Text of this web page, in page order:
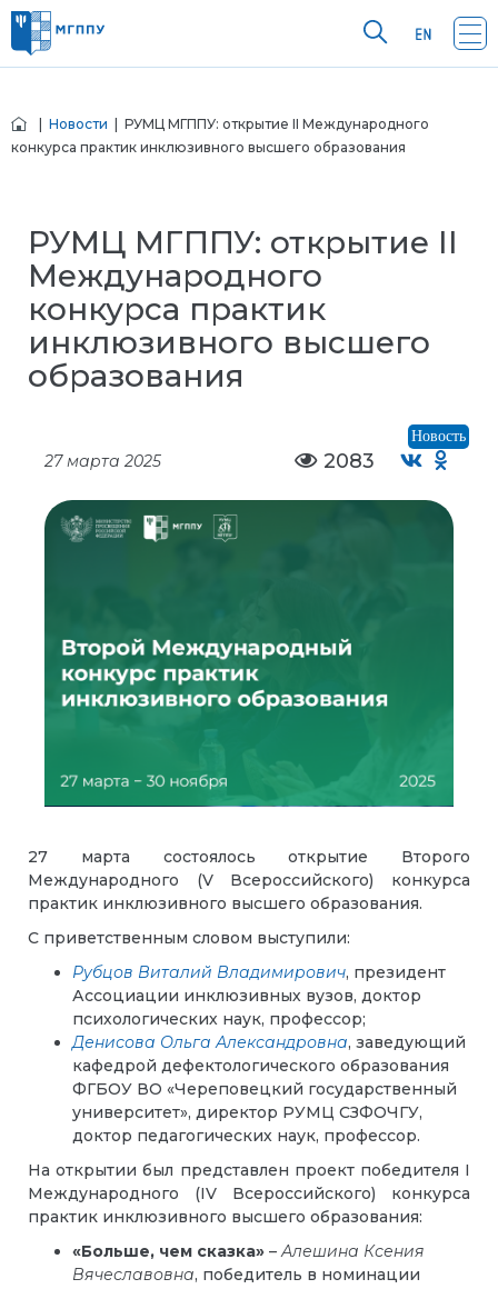
Новости | РУМЦ МГППУ: открытие II Международного
конкурса практик инклюзивного высшего образования
РУМЦ МГППУ: открытие II
Международного
конкурса практик
инклюзивного высшего
образования
Новость
27 марта 2025 2083
27 марта состоялось открытие Второго
Международного (V Всероссийского) конкурса
практик инклюзивного высшего образования.
С приветственным словом выступили:
Рубцов Виталий Владимирович, президент
Ассоциации инклюзивных вузов, доктор
психологических наук, профессор;
Денисова Ольга Александровна, заведующий
кафедрой дефектологического образования
ФГБОУ ВО «Череповецкий государственный
университет», директор РУМЦ СЗФОЧГУ,
доктор педагогических наук, профессор.
На открытии был представлен проект победителя I
Международного (IV Всероссийского) конкурса
практик инклюзивного высшего образования:
«Больше, чем сказка» –Алешина Ксения
Вячеславовна, победитель в номинации